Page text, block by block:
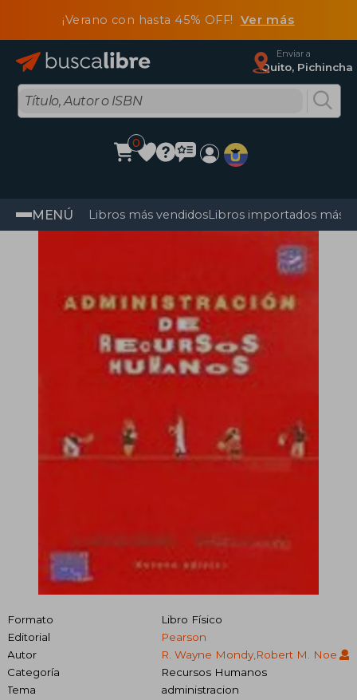
¡Verano con hasta 45% OFF! Ver más
Enviar a
Quito, Pichincha
0
MENÚ Libros más vendidosLibros importados más
Formato
Libro Físico
Editorial
Pearson
Autor
R. Wayne Mondy,Robert M. Noe
Categoría
Recursos Humanos
Tema
administracion